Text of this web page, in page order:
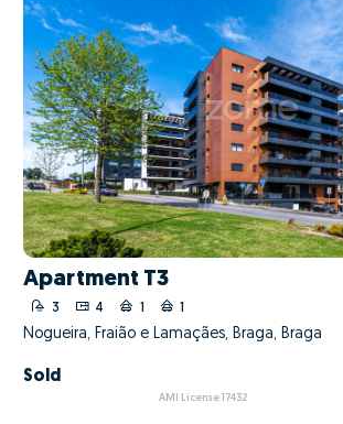
Apartment T3
3 4 1 1
Nogueira, Fraião e Lamaçães, Braga, Braga
Sold
AMI License 17432